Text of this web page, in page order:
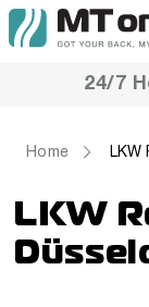
24/7
Home LKW
LKW